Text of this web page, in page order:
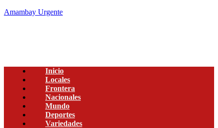
Amambay Urgente
Inicio
Locales
Frontera
Nacionales
Mundo
Deportes
Variedades